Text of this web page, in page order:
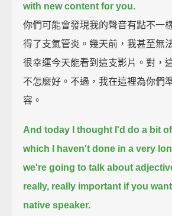
with new content for you.
你們可能會發現我的聲音有點不一
得了支氣管炎。幾天前，我甚至無
很幸運今天能看到這支影片。對，
不怎麼好。不過，我在這裡為你們
容。
And today I thought I'd do a bit
which I haven't done in a very
we're going to talk about
really, really important if you
native speaker.